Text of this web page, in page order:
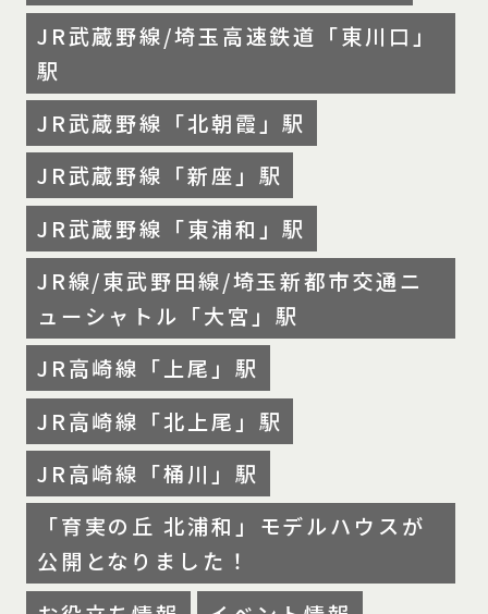
JR武蔵野線/埼玉高速鉄道「東川口」
駅
JR武蔵野線「北朝霞」駅
JR武蔵野線「新座」駅
JR武蔵野線「東浦和」駅
JR線/東武野田線/埼玉新都市交通ニ
ューシャトル「大宮」駅
JR高崎線「上尾」駅
JR高崎線「北上尾」駅
JR高崎線「桶川」駅
「育実の丘 北浦和」モデルハウスが
公開となりました！